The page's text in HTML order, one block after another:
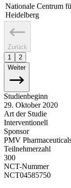
Nationale Centrum
Heidelberg
Zurück
1
2
Weiter
Studienbeginn
29. Oktober 2020
Art der Studie
Interventionell
Sponsor
PMV
Teilnehmerzahl
300
NCT-Nummer
NCT04585750